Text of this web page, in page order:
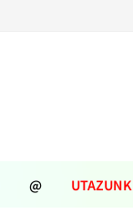
@ UTAZUNK